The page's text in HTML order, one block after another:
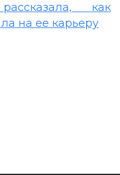
как
на ее карьеру